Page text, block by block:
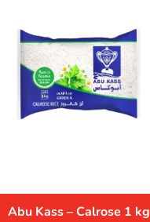
Abu Kass – Calrose 1 kg